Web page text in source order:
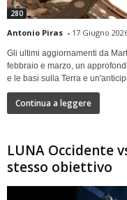
280
Antonio Piras - 17 Giugno
Gli ultimi aggiornamenti da
febbraio e marzo, un
e le basi sulla Terra e
Continua a leggere
LUNA Occidente
stesso obiettivo